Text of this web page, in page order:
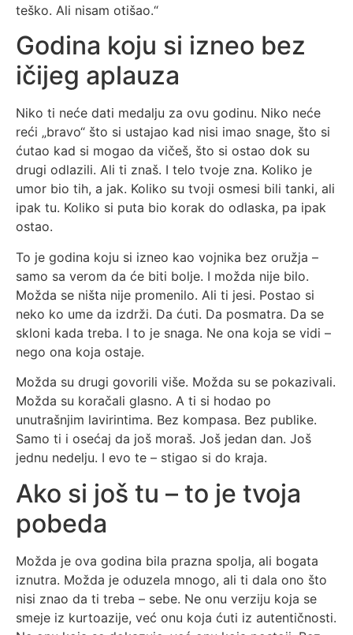
teško. Ali nisam otišao.“
Godina koju si izneo bez
ičijeg aplauza
Niko ti neće dati medalju za ovu godinu. Niko neće
reći „bravo“ što si ustajao kad nisi imao snage, što si
ćutao kad si mogao da vičeš, što si ostao dok su
drugi odlazili. Ali ti znaš. I telo tvoje zna. Koliko je
umor bio tih, a jak. Koliko su tvoji osmesi bili tanki, ali
ipak tu. Koliko si puta bio korak do odlaska, pa ipak
ostao.
To je godina koju si izneo kao vojnika bez oružja –
samo sa verom da će biti bolje. I možda nije bilo.
Možda se ništa nije promenilo. Ali ti jesi. Postao si
neko ko ume da izdrži. Da ćuti. Da posmatra. Da se
skloni kada treba. I to je snaga. Ne ona koja se vidi –
nego ona koja ostaje.
Možda su drugi govorili više. Možda su se pokazivali.
Možda su koračali glasno. A ti si hodao po
unutrašnjim lavirintima. Bez kompasa. Bez publike.
Samo ti i osećaj da još moraš. Još jedan dan. Još
jednu nedelju. I evo te – stigao si do kraja.
Ako si još tu – to je tvoja
pobeda
Možda je ova godina bila prazna spolja, ali bogata
iznutra. Možda je oduzela mnogo, ali ti dala ono što
nisi znao da ti treba – sebe. Ne onu verziju koja se
smeje iz kurtoazije, već onu koja ćuti iz autentičnosti.